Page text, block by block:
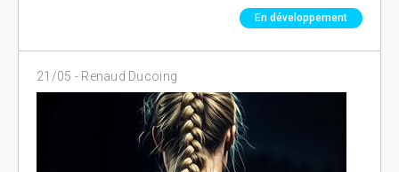
En développement
21/05 - Renaud Ducoing